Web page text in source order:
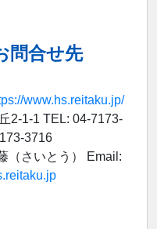
問合せ先
www.hs.reitaku.jp/
2-1-1 TEL: 04-7173-
3716
（さいとう） Email: